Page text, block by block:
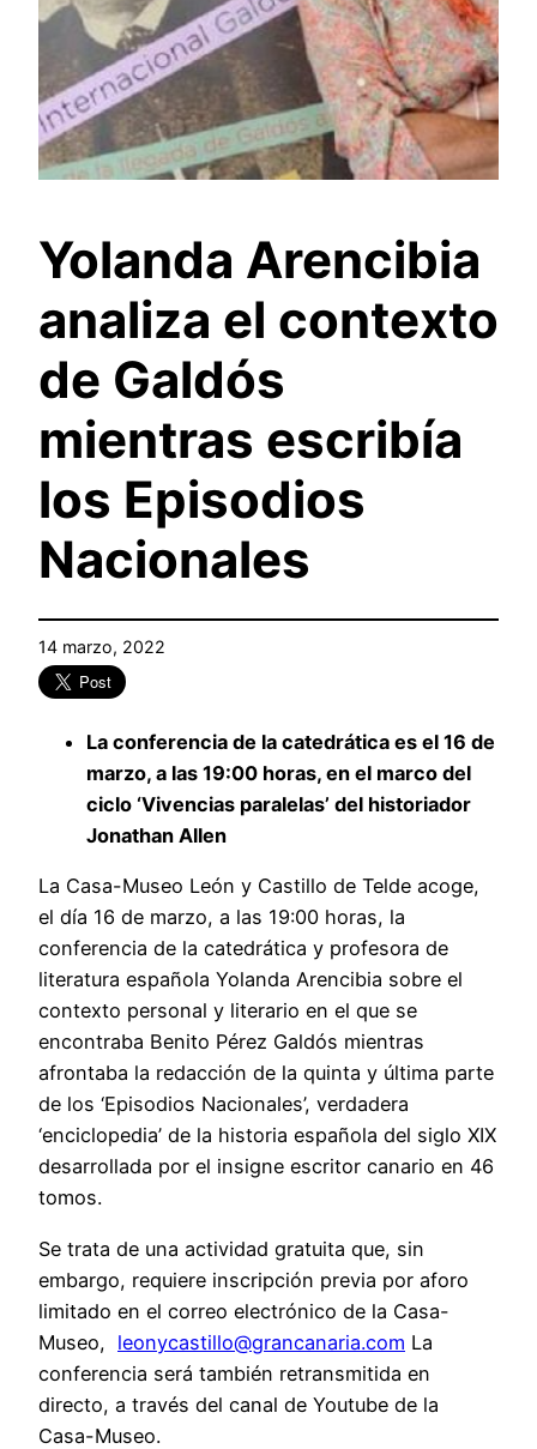
Yolanda Arencibia
analiza el contexto
de Galdós
mientras escribía
los Episodios
Nacionales
14 marzo, 2022
La conferencia de la catedrática es el 16 de
marzo, a las 19:00 horas, en el marco del
ciclo ‘Vivencias paralelas’ del historiador
Jonathan Allen
La Casa-Museo León y Castillo de Telde acoge,
el día 16 de marzo, a las 19:00 horas, la
conferencia de la catedrática y profesora de
literatura española Yolanda Arencibia sobre el
contexto personal y literario en el que se
encontraba Benito Pérez Galdós mientras
afrontaba la redacción de la quinta y última parte
de los ‘Episodios Nacionales’, verdadera
‘enciclopedia’ de la historia española del siglo XIX
desarrollada por el insigne escritor canario en 46
tomos.
Se trata de una actividad gratuita que, sin
embargo, requiere inscripción previa por aforo
limitado en el correo electrónico de la Casa-
Museo, leonycastillo@grancanaria.com La
conferencia será también retransmitida en
directo, a través del canal de Youtube de la
Casa-Museo.